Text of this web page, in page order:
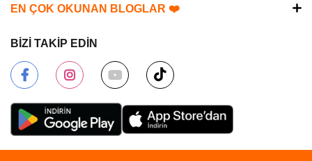
EN ÇOK OKUNAN BLOGLAR ❤️
BİZİ TAKİP EDİN